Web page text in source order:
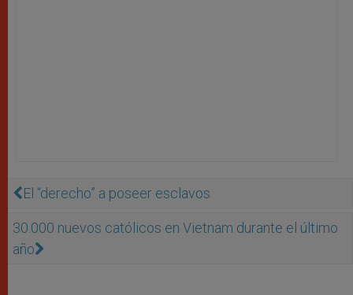
El “derecho” a poseer esclavos
30.000 nuevos católicos en Vietnam durante el último
año